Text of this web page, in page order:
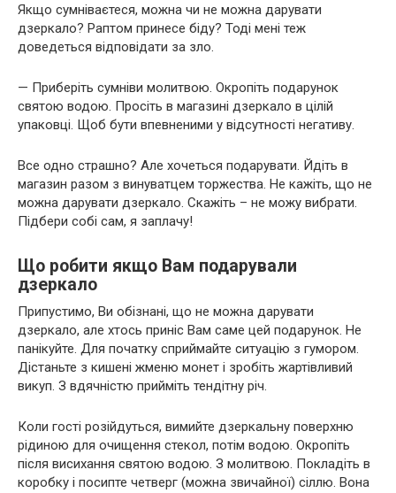
Якщо сумніваєтеся, можна чи не можна дарувати
дзеркало? Раптом принесе біду? Тоді мені теж
доведеться відповідати за зло.
— Приберіть сумніви молитвою. Окропіть подарунок
святою водою. Просіть в магазині дзеркало в цілій
упаковці. Щоб бути впевненими у відсутності негативу.
Все одно страшно? Але хочеться подарувати. Йдіть в
магазин разом з винуватцем торжества. Не кажіть, що не
можна дарувати дзеркало. Скажіть – не можу вибрати.
Підбери собі сам, я заплачу!
Що робити якщо Вам подарували
дзеркало
Припустимо, Ви обізнані, що не можна дарувати
дзеркало, але хтось приніс Вам саме цей подарунок. Не
панікуйте. Для початку сприймайте ситуацію з гумором.
Дістаньте з кишені жменю монет і зробіть жартівливий
викуп. З вдячністю прийміть тендітну річ.
Коли гості розійдуться, вимийте дзеркальну поверхню
рідиною для очищення стекол, потім водою. Окропіть
після висихання святою водою. З молитвою. Покладіть в
коробку і посипте четверг (можна звичайної) сіллю. Вона